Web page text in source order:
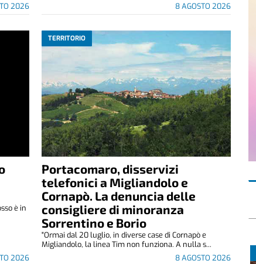
2026 8 AGOSTO 2026
2026
è in
TERRITORIO
Portacomaro, disservizi
telefonici a Migliandolo e
Cornapò. La denuncia delle
consigliere di minoranza
Sorrentino e Borio
8 AGOSTO 2026
"Ormai dal 20 luglio, in diverse case di Cornapò e
Migliandolo, la linea Tim non funziona. A nulla s...